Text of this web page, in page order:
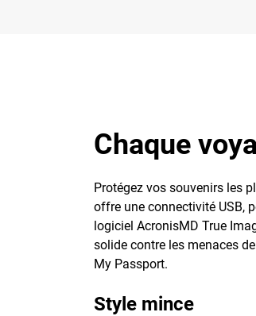
Chaque
Protégez vos souvenirs les
offre une connectivité USB,
logiciel AcronisMD True
solide contre les menaces
My Passport.
Style mince